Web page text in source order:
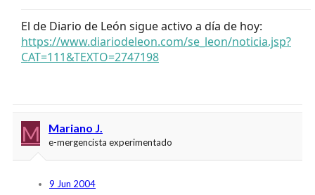
El de Diario de León sigue activo a día de hoy:
https://www.diariodeleon.com/se_leon/noticia.jsp?
CAT=111&TEXTO=2747198
M Mariano J.
e-mergencista experimentado
9 Jun 2004